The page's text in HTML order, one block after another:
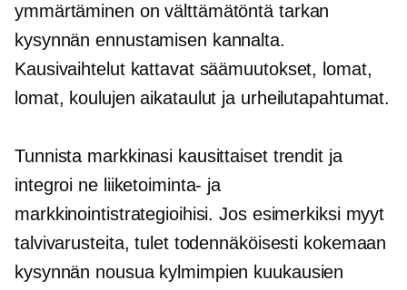
ymmärtäminen on välttämätöntä tarkan
kysynnän ennustamisen kannalta.
Kausivaihtelut kattavat säämuutokset, lomat,
lomat, koulujen aikataulut ja urheilutapahtumat.
Tunnista markkinasi kausittaiset trendit ja
integroi ne liiketoiminta- ja
markkinointistrategioihisi. Jos esimerkiksi myyt
talvivarusteita, tulet todennäköisesti kokemaan
kysynnän nousua kylmimpien kuukausien